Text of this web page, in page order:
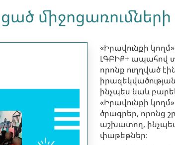
«Իրավունքի
ԼԳԲԻՔ+ ապահով
որոնք ուղղված
ինչպես նաև
«Իրավունքի
ծրագրեր, որոնց
աշխատող,
փաթեթներ։